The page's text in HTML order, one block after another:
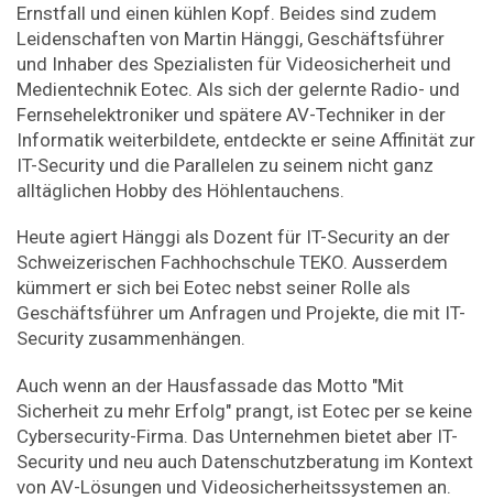
Ernstfall und einen kühlen Kopf. Beides sind zudem
Leidenschaften von Martin Hänggi, Geschäftsführer
und Inhaber des Spezialisten für Videosicherheit und
Medientechnik Eotec. Als sich der gelernte Radio- und
Fernsehelektroniker und spätere AV-Techniker in der
Informatik weiterbildete, entdeckte er seine Affinität zur
IT-Security und die Parallelen zu seinem nicht ganz
alltäg­lichen Hobby des Höhlentauchens.
Heute agiert Hänggi als Dozent für IT-Security an der
Schweizerischen Fachhochschule TEKO. Aus­serdem
kümmert er sich bei Eotec nebst seiner Rolle als
Geschäftsführer um Anfragen und Projekte, die mit IT-
Security zusammenhängen.
Auch wenn an der Hausfassade das Motto "Mit
Sicherheit zu mehr Erfolg" prangt, ist Eotec per se keine
Cybersecurity-Firma. Das Unternehmen bietet aber IT-
Security und neu auch Datenschutzberatung im Kontext
von AV-Lösungen und Videosicherheitssystemen an.